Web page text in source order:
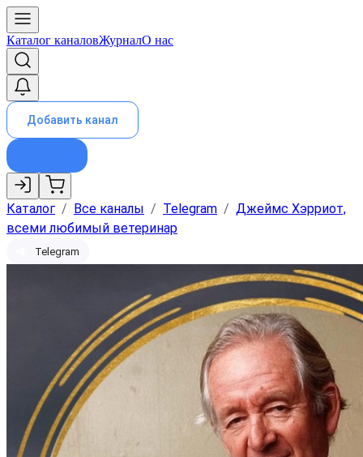
Каталог каналовЖурналО нас
Добавить канал
Каталог / Все каналы / Telegram / Джеймс Хэрриот,
всеми любимый ветеринар
Telegram